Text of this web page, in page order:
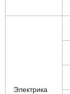
Электрика